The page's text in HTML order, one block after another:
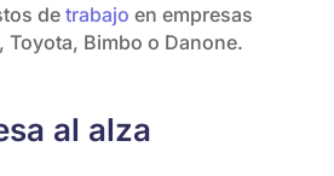
detrabajo en empresas
Toyota, Bimbo o Danone.
al alza